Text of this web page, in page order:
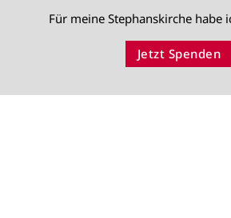
Für meine Stephanskirche habe
Jetzt Spenden